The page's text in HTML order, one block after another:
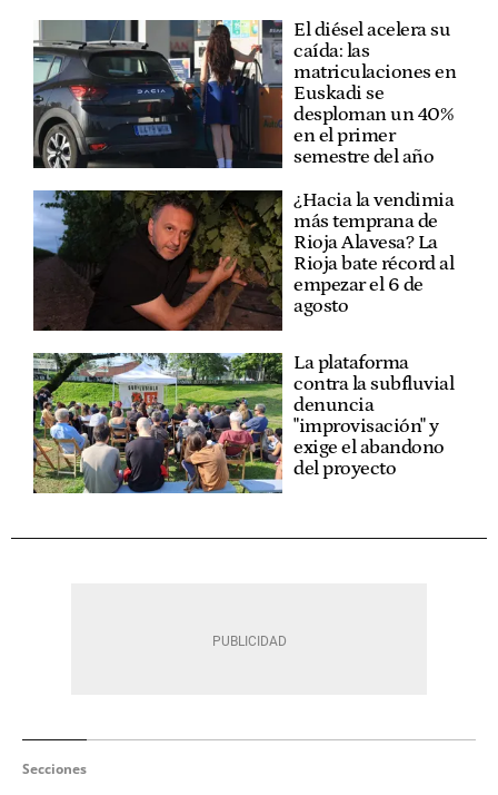
El diésel acelera su
caída: las
matriculaciones en
Euskadi se
desploman un 40%
en el primer
semestre del año
¿Hacia la vendimia
más temprana de
Rioja Alavesa? La
Rioja bate récord al
empezar el 6 de
agosto
La plataforma
contra la subfluvial
denuncia
"improvisación" y
exige el abandono
del proyecto
Secciones